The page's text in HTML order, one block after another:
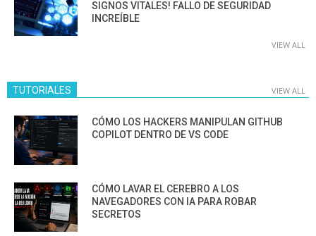
SIGNOS VITALES! FALLO DE SEGURIDAD
INCREÍBLE
VIEW ALL
TUTORIALES VIEW ALL
CÓMO LOS HACKERS MANIPULAN GITHUB
COPILOT DENTRO DE VS CODE
CÓMO LAVAR EL CEREBRO A LOS
NAVEGADORES CON IA PARA ROBAR
SECRETOS